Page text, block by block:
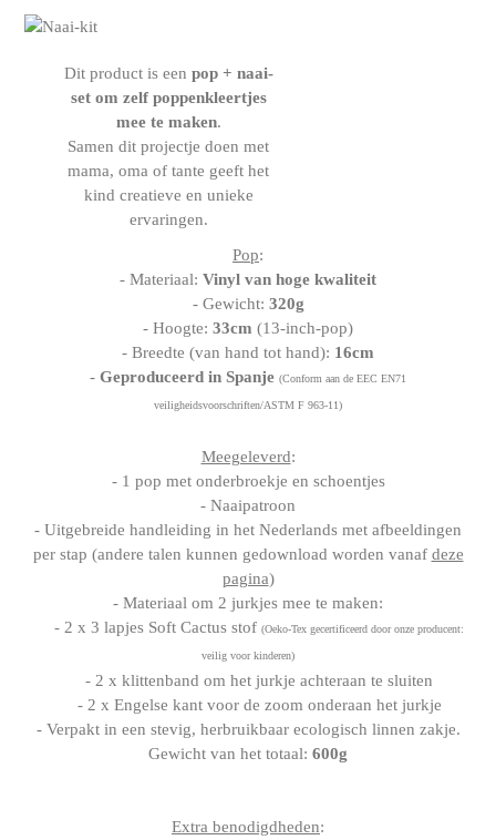
Dit product is een pop + naai-
setom zelf poppenkleertjes
mee te maken.
Samen dit projectje doen met
mama, oma of tante geeft het
kind creatieve en unieke
ervaringen.
Pop:
- Materiaal: Vinyl van hoge kwaliteit
- Gewicht: 320g
- Hoogte: 33cm (13-inch-pop)
- Breedte (van hand tot hand): 16cm
- Geproduceerd in Spanje (Conform aan de EEC EN71
veiligheidsvoorschriften/ASTM F 963-11)
Meegeleverd:
- 1 pop met onderbroekje en schoentjes
- Naaipatroon
- Uitgebreide handleiding in het Nederlands met afbeeldingen
per stap (andere talen kunnen gedownload worden vanaf deze
pagina)
- Materiaal om 2 jurkjes mee te maken:
- 2 x 3 lapjes Soft Cactus stof (Oeko-Tex gecertificeerd door onze producent:
veilig voor kinderen)
- 2 x klittenband om het jurkje achteraan te sluiten
- 2 x Engelse kant voor de zoom onderaan het jurkje
- Verpakt in een stevig, herbruikbaar ecologisch linnen zakje.
Gewicht van het totaal: 600g
Extra benodigdheden: